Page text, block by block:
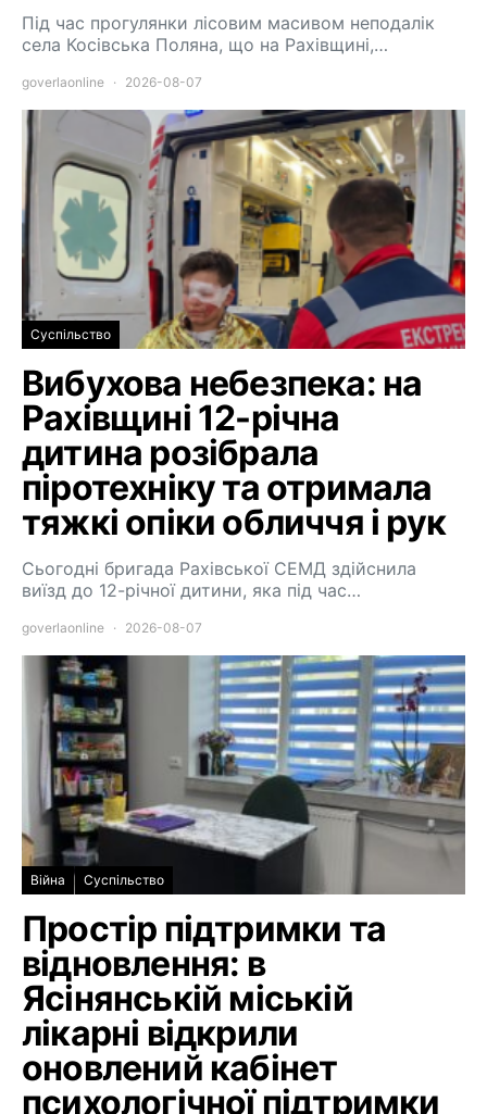
Під час прогулянки лісовим масивом неподалік
села Косівська Поляна, що на Рахівщині,…
goverlaonline 2026-08-07
Суспільство
Вибухова небезпека: на
Рахівщині 12-річна
дитина розібрала
піротехніку та отримала
тяжкі опіки обличчя і рук
Сьогодні бригада Рахівської СЕМД здійснила
виїзд до 12-річної дитини, яка під час…
goverlaonline 2026-08-07
Війна Суспільство
Простір підтримки та
відновлення: в
Ясінянській міській
лікарні відкрили
оновлений кабінет
психологічної підтримки